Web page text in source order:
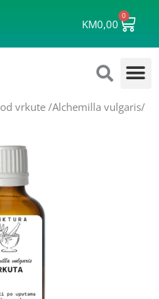
KM0,00
0
Cart
vrkute /Alchemilla vulgaris/